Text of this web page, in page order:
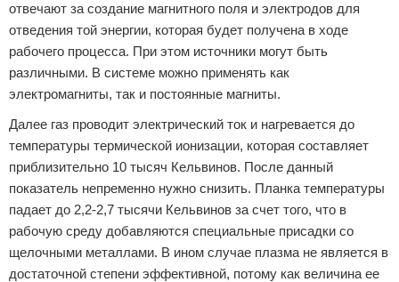
отвечают за создание магнитного поля и электродов для
отведения той энергии, которая будет получена в ходе
рабочего процесса. При этом источники могут быть
различными. В системе можно применять как
электромагниты, так и постоянные магниты.
Далее газ проводит электрический ток и нагревается до
температуры термической ионизации, которая составляет
приблизительно 10 тысяч Кельвинов. После данный
показатель непременно нужно снизить. Планка температуры
падает до 2,2-2,7 тысячи Кельвинов за счет того, что в
рабочую среду добавляются специальные присадки со
щелочными металлами. В ином случае плазма не является в
достаточной степени эффективной, потому как величина ее